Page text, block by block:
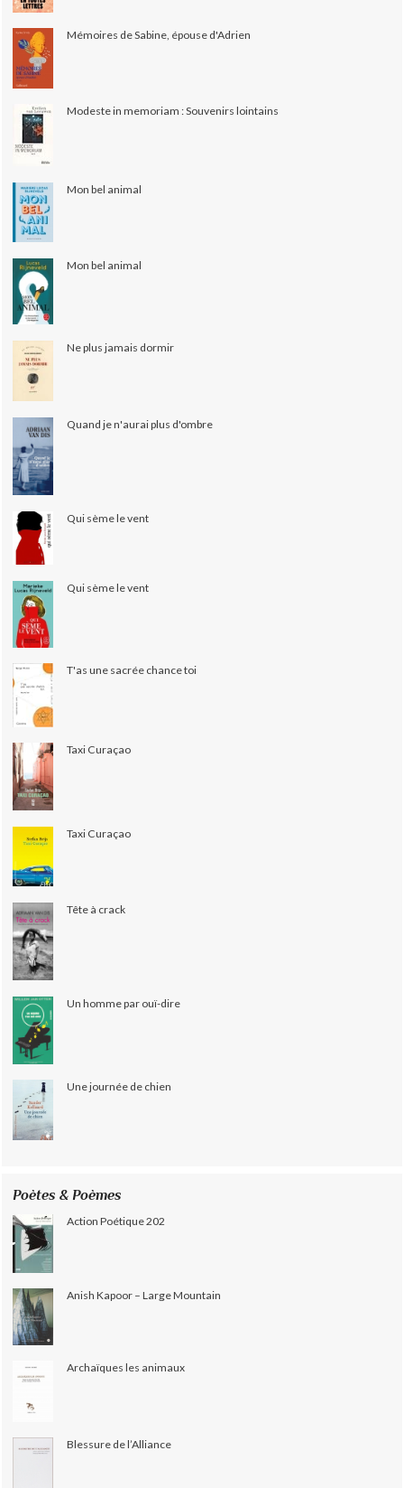
Mémoires de Sabine, épouse d'Adrien
Modeste in memoriam : Souvenirs lointains
Mon bel animal
Mon bel animal
Ne plus jamais dormir
Quand je n'aurai plus d'ombre
Qui sème le vent
Qui sème le vent
T'as une sacrée chance toi
Taxi Curaçao
Taxi Curaçao
Tête à crack
Un homme par ouï-dire
Une journée de chien
Poètes & Poèmes
Action Poétique 202
Anish Kapoor – Large Mountain
Archaïques les animaux
Blessure de l’Alliance